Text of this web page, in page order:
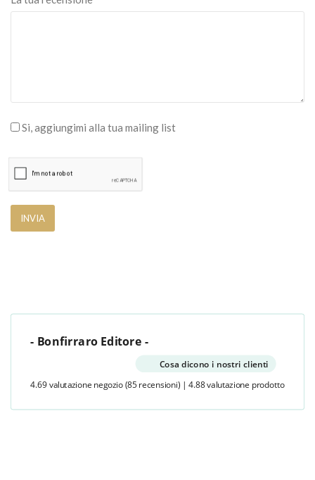
Si, aggiungimi alla tua mailing list
- Bonfirraro Editore -
Cosa dicono i nostri clienti
4.69 valutazione negozio (85 recensioni) | 4.88 valutazione prodotto